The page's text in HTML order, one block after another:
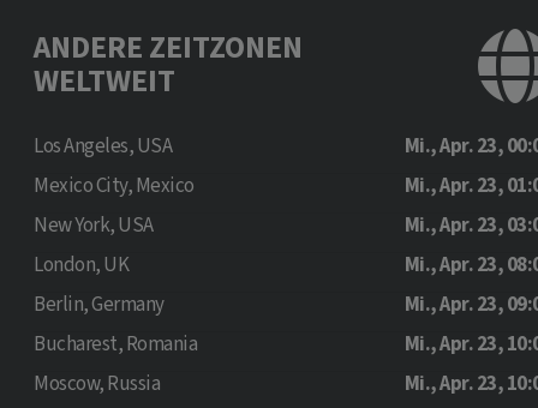
ANDERE ZEITZONEN
WELTWEIT
Los Angeles, USA
Mi., Apr. 23,
Mexico City, Mexico
Mi., Apr. 23,
New York, USA
Mi., Apr. 23,
London, UK
Mi., Apr. 23,
Berlin, Germany
Mi., Apr. 23,
Bucharest, Romania
Mi., Apr. 23,
Moscow, Russia
Mi., Apr. 23,